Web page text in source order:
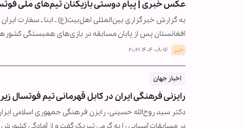
عکس خبری | پیام دوستی بازیکنان تیم‌های ملی
به گزارش خبرگزاری بین‌المللی اهل‌بیت(ع) ـ ابنا ـ سفارت
افغانستان پس از پایان مسابقه در بازی‌های همبستگی
خبر ۱۴۰۴-۰۸-۱۶ ۲۰:۲۱
اخبار جهان
رایزنی فرهنگی ایران در کابل قهرمانی تیم فوتسال زیر ۱۷ سال افغانستان را تبریک گفت
در مسابقات آسیایی را به گرمی تبریک گفت و از آمادگی